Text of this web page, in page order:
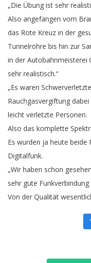
„Die Übung ist sehr
Also angefangen vom
das Rote Kreuz in der
Tunnelröhre bis hin zur
in der Autobahnmeisterei
sehr realistisch.“
„Es waren Schwerverletzte
Rauchgasvergiftung dabei
leicht verletzte Personen.
Also das komplette
Es wurden ja heute beide
Digitalfunk.
„Wir haben schon gesehen
sehr gute Funkverbindung
Von der Qualität